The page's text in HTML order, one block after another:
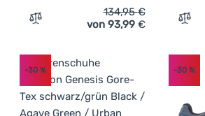
Zum Vergleich 'Herrenschuhe
134,95€
von 93,99 €
-30 % -30%